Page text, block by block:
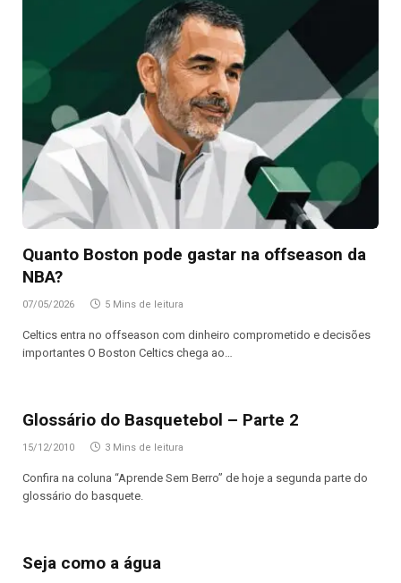
Quanto Boston pode gastar na offseason da
NBA?
07/05/2026 5 Mins de leitura
Celtics entra no offseason com dinheiro comprometido e decisões
importantes O Boston Celtics chega ao…
Glossário do Basquetebol – Parte 2
15/12/2010 3 Mins de leitura
Confira na coluna “Aprende Sem Berro” de hoje a segunda parte do
glossário do basquete.
Seja como a água